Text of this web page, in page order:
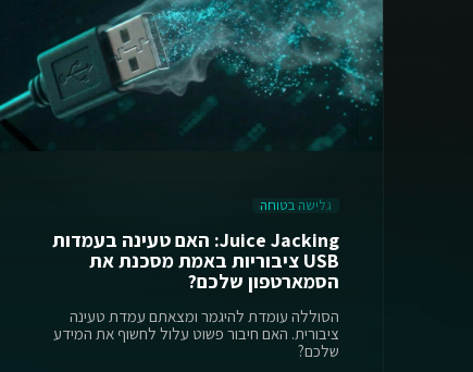
גלישה בטוחה
Juice Jacking: האם טעינה בעמדות
USB ציבוריות באמת מסכנת את
הסמארטפון שלכם?
הסוללה עומדת להיגמר ומצאתם עמדת טעינה
ציבורית. האם חיבור פשוט עלול לחשוף את המידע
שלכם?